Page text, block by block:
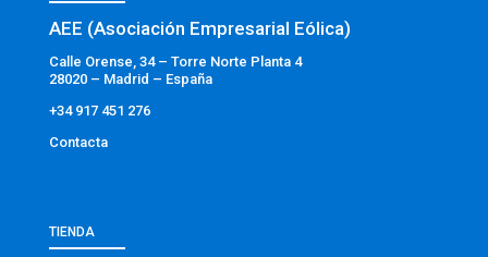
AEE (Asociación Empresarial Eólica)
Calle Orense, 34 – Torre Norte Planta 4
28020 – Madrid – España
+34 917 451 276
Contacta
TIENDA